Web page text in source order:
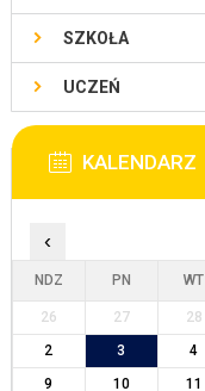
SZKOŁA
UCZEŃ
KALENDARZ
‹
NDZ PN WT
26 27 28
2
3 4
9
10 11